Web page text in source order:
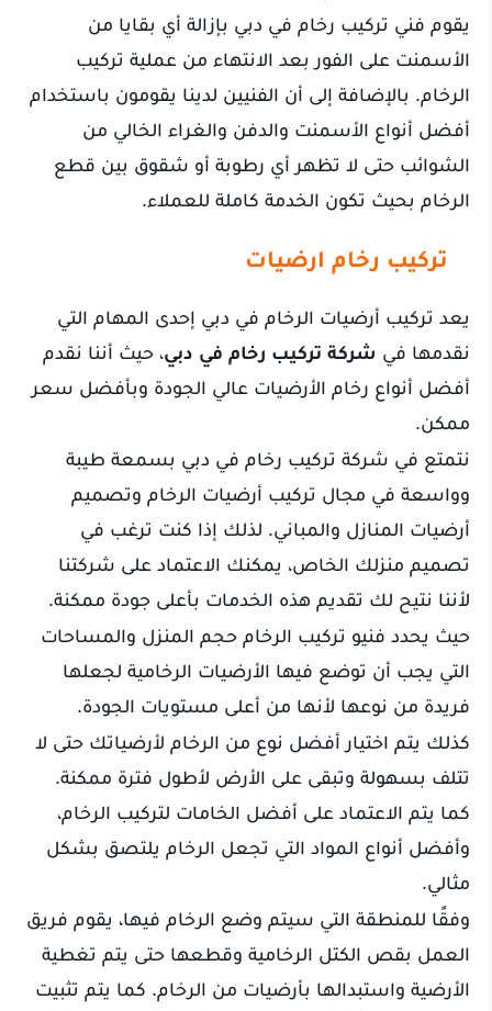
يقوم فني تركيب رخام في دبي بإزالة أي بقايا من
الأسمنت على الفور بعد الانتهاء من عملية تركيب
الرخام. بالإضافة إلى أن الفنيين لدينا يقومون باستخدام
أفضل أنواع الأسمنت والدفن والغراء الخالي من
الشوائب حتى لا تظهر أي رطوبة أو شقوق بين قطع
الرخام بحيث تكون الخدمة كاملة للعملاء.
تركيب رخام ارضيات
يعد تركيب أرضيات الرخام في دبي إحدى المهام التي
نقدمها في شركة تركيب رخام في دبي، حيث أننا نقدم
أفضل أنواع رخام الأرضيات عالي الجودة وبأفضل سعر
ممكن.
نتمتع في شركة تركيب رخام في دبي بسمعة طيبة
وواسعة في مجال تركيب أرضيات الرخام وتصميم
أرضيات المنازل والمباني. لذلك إذا كنت ترغب في
تصميم منزلك الخاص، يمكنك الاعتماد على شركتنا
لأننا نتيح لك تقديم هذه الخدمات بأعلى جودة ممكنة.
حيث يحدد فنيو تركيب الرخام حجم المنزل والمساحات
التي يجب أن توضع فيها الأرضيات الرخامية لجعلها
فريدة من نوعها لأنها من أعلى مستويات الجودة.
كذلك يتم اختيار أفضل نوع من الرخام لأرضياتك حتى لا
تتلف بسهولة وتبقى على الأرض لأطول فترة ممكنة.
كما يتم الاعتماد على أفضل الخامات لتركيب الرخام،
وأفضل أنواع المواد التي تجعل الرخام يلتصق بشكل
مثالي.
وفقًا للمنطقة التي سيتم وضع الرخام فيها، يقوم فريق
العمل بقص الكتل الرخامية وقطعها حتى يتم تغطية
الأرضية واستبدالها بأرضيات من الرخام. كما يتم تثبيت